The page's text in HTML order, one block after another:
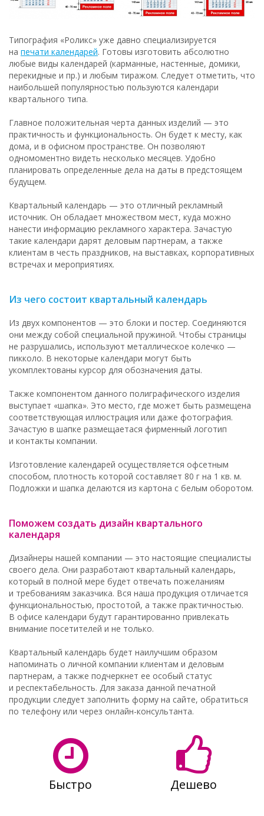
Типография «Роликс» уже давно специализируется
на печати календарей. Готовы изготовить абсолютно
любые виды календарей (карманные, настенные, домики,
перекидные и пр.) и любым тиражом. Следует отметить, что
наибольшей популярностью пользуются календари
квартального типа.
Главное положительная черта данных изделий — это
практичность и функциональность. Он будет к месту, как
дома, и в офисном пространстве. Он позволяют
одномоментно видеть несколько месяцев. Удобно
планировать определенные дела на даты в предстоящем
будущем.
Квартальный календарь — это отличный рекламный
источник. Он обладает множеством мест, куда можно
нанести информацию рекламного характера. Зачастую
такие календари дарят деловым партнерам, а также
клиентам в честь праздников, на выставках, корпоративных
встречах и мероприятиях.
Из чего состоит квартальный календарь
Из двух компонентов — это блоки и постер. Соединяются
они между собой специальной пружиной. Чтобы страницы
не разрушались, используют металлическое колечко —
пикколо. В некоторые календари могут быть
укомплектованы курсор для обозначения даты.
Также компонентом данного полиграфического изделия
выступает «шапка». Это место, где может быть размещена
соответствующая иллюстрация или даже фотография.
Зачастую в шапке размещаетася фирменный логотип
и контакты компании.
Изготовление календарей осуществляется офсетным
способом, плотность которой составляет 80 г на 1 кв. м.
Подложки и шапка делаются из картона с белым оборотом.
Поможем создать дизайн квартального
календаря
Дизайнеры нашей компании — это настоящие специалисты
своего дела. Они разработают квартальный календарь,
который в полной мере будет отвечать пожеланиям
и требованиям заказчика. Вся наша продукция отличается
функциональностью, простотой, а также практичностью.
В офисе календари будут гарантированно привлекать
внимание посетителей и не только.
Квартальный календарь будет наилучшим образом
напоминать о личной компании клиентам и деловым
партнерам, а также подчеркнет ее особый статус
и респектабельность. Для заказа данной печатной
продукции следует заполнить форму на сайте, обратиться
по телефону или через онлайн-консультанта.
Быстро Дешево